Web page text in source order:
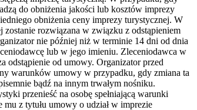
do obniżenia jakości lub kosztów imprezy
obniżenia ceny imprezy turystycznej. W
rozwiązana w związku z odstąpieniem
nie później niż w terminie 14 dni od dnia
lub w jego imieniu. Zleceniodawca w
odstąpienie od umowy. Organizator przed
warunków umowy w przypadku, gdy zmiana ta
bądź na innym trwałym nośniku.
przenieść na osobę spełniającą warunki
mu z tytułu umowy o udział w imprezie